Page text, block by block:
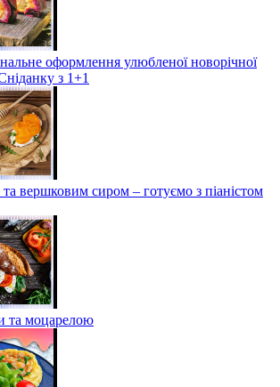
оформлення улюбленої новорічної
з 1+1
вершковим сиром – готуємо з піаністом
та моцарелою